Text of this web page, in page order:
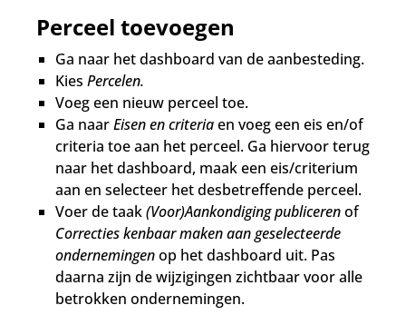
Perceel toevoegen
Ga naar het dashboard van de aanbesteding.
Kies Percelen.
Voeg een nieuw perceel toe.
Ga naarEisen en criteriaen voeg een eis en/of
criteria toe aan het perceel. Ga hiervoor terug
naar het dashboard, maak een eis/criterium
aan en selecteer het desbetreffende perceel.
Voer de taak(Voor)Aankondiging publicerenof
Correcties kenbaar maken aan geselecteerde
ondernemingenop het dashboard uit. Pas
daarna zijn de wijzigingen zichtbaar voor alle
betrokken ondernemingen.